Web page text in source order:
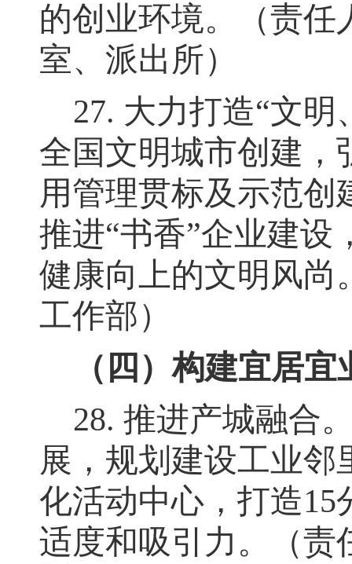
的创业环境。（责
室、派出所）
27. 大力打造“文明
全国文明城市创建，
用管理贯标及示范
推进“书香”企业建设
健康向上的文明风尚
工作部）
（四）构建宜居
28. 推进产城融合
展，规划建设工业邻
化活动中心，打造15
适度和吸引力。（责